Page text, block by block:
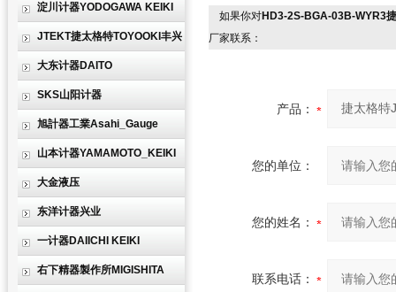
淀川计器YODOGAWA KEIKI
JTEKT捷太格特TOYOOKI丰兴
大东计器DAITO
SKS山阳计器
旭計器工業Asahi_Gauge
山本计器YAMAMOTO_KEIKI
大金液压
东洋计器兴业
一计器DAIICHI KEIKI
右下精器製作所MIGISHITA
如果你对HD3-2S-BGA-03B-WYR3
厂家联系：
产品：
您的单位：
您的姓名：
联系电话：